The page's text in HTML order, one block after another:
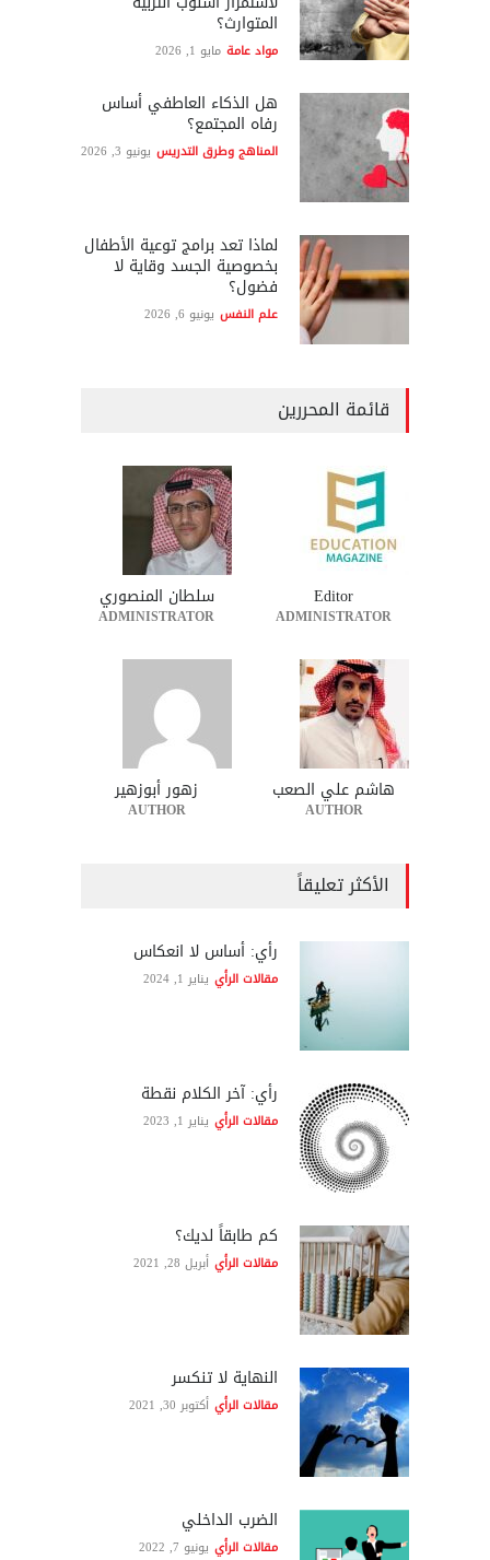
المتوارث؟
مواد عامة مايو 1, 2026
هل الذكاء العاطفي أساس
رفاه المجتمع؟
المناهج وطرق التدريس يونيو 3, 2026
لماذا تعد برامج توعية الأطفال
بخصوصية الجسد وقاية لا
فضول؟
علم النفس يونيو 6, 2026
قائمة المحررين
Editor
ADMINISTRATOR
سلطان المنصوري
ADMINISTRATOR
هاشم علي الصعب
AUTHOR
زهور أبوزهير
AUTHOR
الأكثر تعليقاً
رأي: أساس لا انعكاس
مقالات الرأي يناير 1, 2024
رأي: آخر الكلام نقطة
مقالات الرأي يناير 1, 2023
كم طابقاً لديك؟
مقالات الرأي أبريل 28, 2021
النهاية لا تنكسر
مقالات الرأي أكتوبر 30, 2021
الضرب الداخلي
مقالات الرأي يونيو 7, 2022